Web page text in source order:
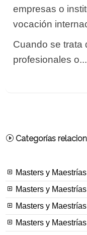
empresas o
vocación
Cuando se trata
profesionales o...
Categorías
Masters y
Masters y
Masters y
Masters y